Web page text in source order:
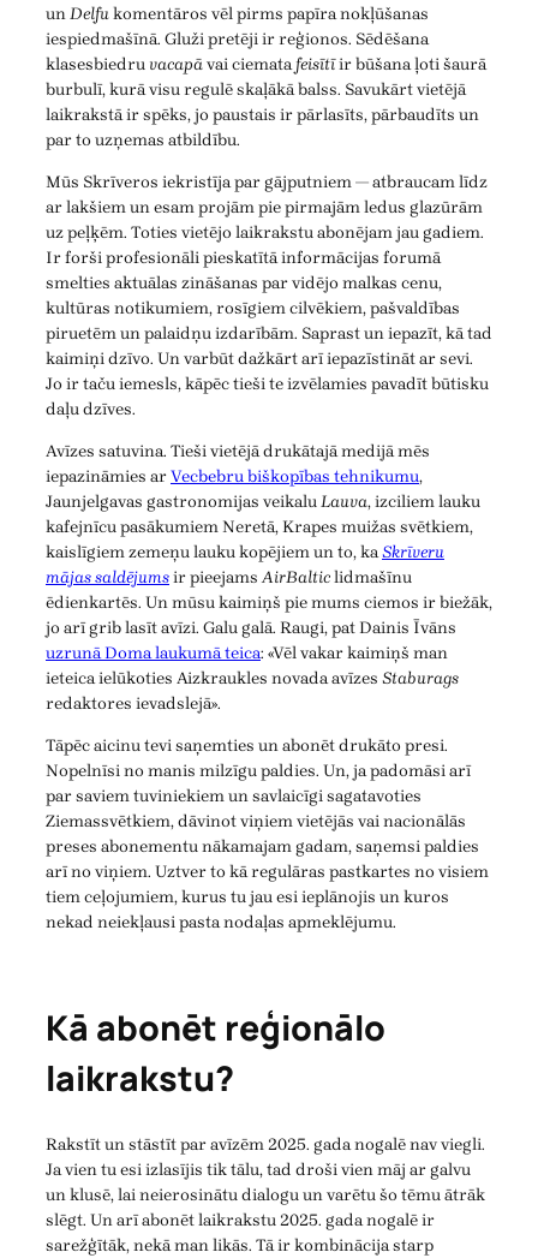
unDelfukomentāros vēl pirms papīra nokļūšanas
iespiedmašīnā. Gluži pretēji ir reģionos. Sēdēšana
klasesbiedruvacapāvai ciematafeisītīir būšana ļoti šaurā
burbulī, kurā visu regulē skaļākā balss. Savukārt vietējā
laikrakstā ir spēks, jo paustais ir pārlasīts, pārbaudīts un
par to uzņemas atbildību.
Mūs Skrīveros iekristīja par gājputniem — atbraucam līdz
ar lakšiem un esam projām pie pirmajām ledus glazūrām
uz peļķēm. Toties vietējo laikrakstu abonējam jau gadiem.
Ir forši profesionāli pieskatītā informācijas forumā
smelties aktuālas zināšanas par vidējo malkas cenu,
kultūras notikumiem, rosīgiem cilvēkiem, pašvaldības
piruetēm un palaidņu izdarībām. Saprast un iepazīt, kā tad
kaimiņi dzīvo. Un varbūt dažkārt arī iepazīstināt ar sevi.
Jo ir taču iemesls, kāpēc tieši te izvēlamies pavadīt būtisku
daļu dzīves.
Avīzes satuvina. Tieši vietējā drukātajā medijā mēs
iepazināmies arVecbebru biškopības tehnikumu,
Jaunjelgavas gastronomijas veikaluLauva, izciliem lauku
kafejnīcu pasākumiem Neretā, Krapes muižas svētkiem,
kaislīgiem zemeņu lauku kopējiem un to, kaSkrīveru
mājas saldējumsir pieejamsAirBalticlidmašīnu
ēdienkartēs. Un mūsu kaimiņš pie mums ciemos ir biežāk,
jo arī grib lasīt avīzi. Galu galā. Raugi, pat Dainis Īvāns
uzrunā Doma laukumā teica: «Vēl vakar kaimiņš man
ieteica ielūkoties Aizkraukles novada avīzes Staburags
redaktores ievadslejā».
Tāpēc aicinu tevi saņemties un abonēt drukāto presi.
Nopelnīsi no manis milzīgu paldies. Un, ja padomāsi arī
par saviem tuviniekiem un savlaicīgi sagatavoties
Ziemassvētkiem, dāvinot viņiem vietējās vai nacionālās
preses abonementu nākamajam gadam, saņemsi paldies
arī no viņiem. Uztver to kā regulāras pastkartes no visiem
tiem ceļojumiem, kurus tu jau esi ieplānojis un kuros
nekad neiekļausi pasta nodaļas apmeklējumu.
Kā abonēt reģionālo
laikrakstu?
Rakstīt un stāstīt par avīzēm 2025. gada nogalē nav viegli.
Ja vien tu esi izlasījis tik tālu, tad droši vien māj ar galvu
un klusē, lai neierosinātu dialogu un varētu šo tēmu ātrāk
slēgt. Un arī abonēt laikrakstu 2025. gada nogalē ir
sarežģītāk, nekā man likās. Tā ir kombinācija starp